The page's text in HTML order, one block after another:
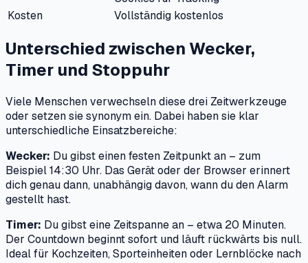
Kosten
Vollständig kostenlos
Unterschied zwischen Wecker,
Timer und Stoppuhr
Viele Menschen verwechseln diese drei Zeitwerkzeuge
oder setzen sie synonym ein. Dabei haben sie klar
unterschiedliche Einsatzbereiche:
Wecker: Du gibst einen festen Zeitpunkt an – zum
Beispiel 14:30 Uhr. Das Gerät oder der Browser erinnert
dich genau dann, unabhängig davon, wann du den Alarm
gestellt hast.
Timer: Du gibst eine Zeitspanne an – etwa 20 Minuten.
Der Countdown beginnt sofort und läuft rückwärts bis null.
Ideal für Kochzeiten, Sporteinheiten oder Lernblöcke nach